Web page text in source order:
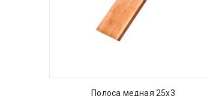
Полоса медная 25х3